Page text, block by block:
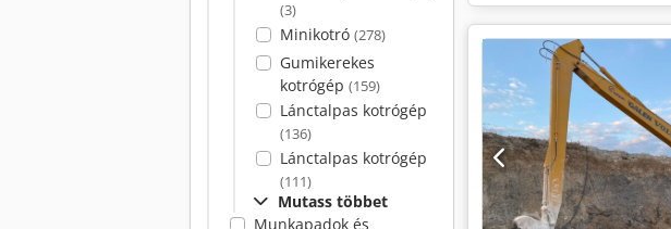
(3)
Minikotró (278)
Gumikerekes
kotrógép (159)
Lánctalpas kotrógép
(136)
Lánctalpas kotrógép
(111)
Mutass többet
Munkapadok és